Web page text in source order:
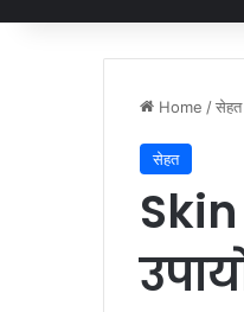
Home /सेहत
सेहत